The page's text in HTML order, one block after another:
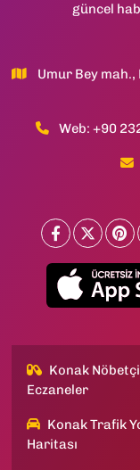
güncel
Umur Bey
Web: +90
Konak Nöbetçi
Eczaneler
Konak Trafik
Haritası